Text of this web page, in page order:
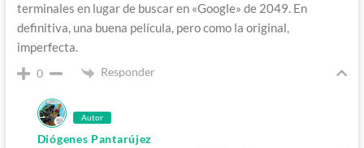
terminales en lugar de buscar en «Google» de 2049. En
definitiva, una buena película, pero como la original,
imperfecta.
0 Responder
Autor
Diógenes Pantarújez